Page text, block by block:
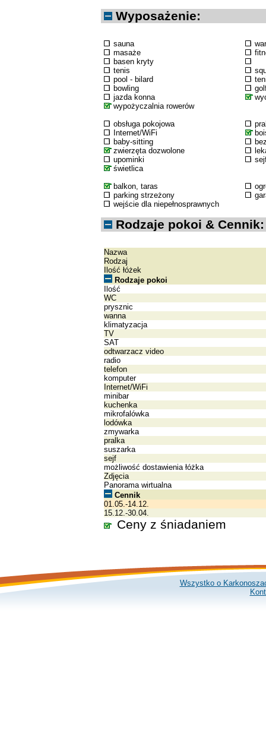
Wyposażenie:
sauna
masaże
basen kryty
tenis
pool - bilard
bowling
jazda konna
wypożyczalnia rowerów
obsługa pokojowa
Internet/WiFi
baby-sitting
zwierzęta dozwolone
upominki
świetlica
balkon, taras
parking strzeżony
wejście dla niepełnosprawnych
Rodzaje pokoi & Cennik:
Nazwa
Rodzaj
Ilość łóżek
Rodzaje pokoi
Ilość
WC
prysznic
wanna
klimatyzacja
TV
SAT
odtwarzacz video
radio
telefon
komputer
Internet/WiFi
minibar
kuchenka
mikrofalówka
lodówka
zmywarka
pralka
suszarka
sejf
możliwość dostawienia łóżka
Zdjęcia
Panorama wirtualna
Cennik
01.05.-14.12.
15.12.-30.04.
Ceny z śniadaniem
Wszystko o